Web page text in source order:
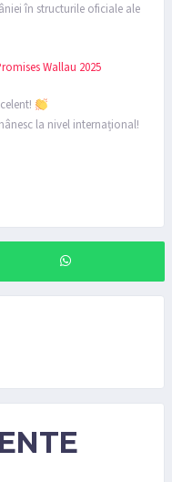
în structurile oficiale ale
Wallau 2025
la nivel internațional!